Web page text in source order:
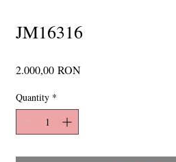
JM16316
2.000,00 RONPrice
Quantity *